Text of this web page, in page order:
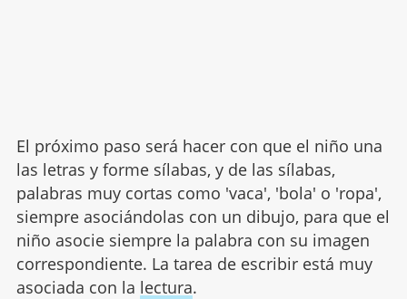
El próximo paso será hacer con que el niño una
las letras y forme sílabas, y de las sílabas,
palabras muy cortas como 'vaca', 'bola' o 'ropa',
siempre asociándolas con un dibujo, para que el
niño asocie siempre la palabra con su imagen
correspondiente. La tarea de escribir está muy
asociada con la lectura.